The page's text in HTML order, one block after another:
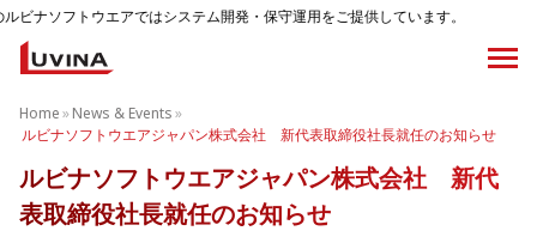
トウエアではシステム開発・保守運用をご提供しています。
Home»News & Events»
ルビナソフトウエアジャパン株式会社 新代表取締役社長就任のお知らせ
ルビナソフトウエアジャパン株式会社 新代
表取締役社長就任のお知らせ